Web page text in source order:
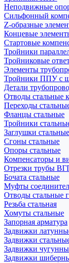
Неподвижные
Cильфонный
Z-образные
Концевые
Стартовые
Тройники
Тройниковые
Элементы
Тройники ППУ с
Детали
Отводы стальные
Переходы
Фланцы стальные
Тройники
Заглушки стальные
Сгоны стальные
Опоры стальные
Компенсаторы и
Отрезки трубы
Бочата стальные
Муфты
Отводы стальные
Резьба стальная
Хомуты стальные
Запорная арматура
Задвижки
Задвижки
Задвижки
Задвижки